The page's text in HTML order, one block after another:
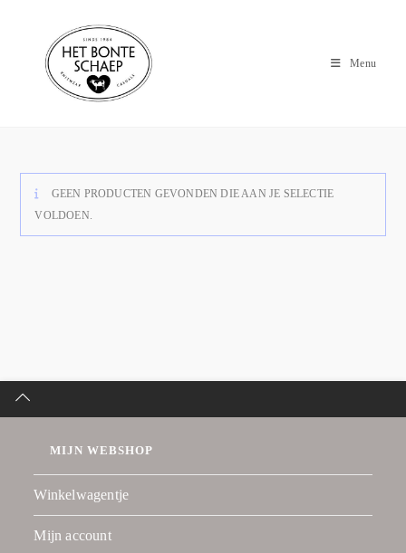
Menu
GEEN PRODUCTEN GEVONDEN DIE AAN JE SELECTIE
VOLDOEN.
MIJN WEBSHOP
Winkelwagentje
Mijn account